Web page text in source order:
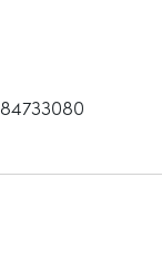
84733080